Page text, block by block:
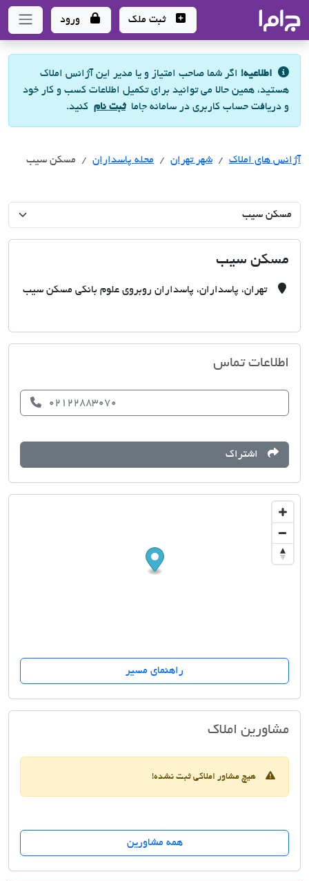
- سامانه جامع املاک و مشاورین املاک
ثبت ملک ورود
اطلاعیه! اگر شما صاحب امتیاز و یا مدیر این آژانس املاک
هستید، همین حالا می توانید برای تکمیل اطلاعات کسب و کار خود
و دریافت حساب کاربری در سامانه جاماثبت نام کنید.
آژانس های املاک آژانس های املاک
شهر تهران آژانس های املاک
محله پاسداران مسکن سیب
مسکن سیب
تهران، پاسداران، پاسداران روبروی علوم بانکی مسکن سیب
اطلاعات تماس
02122883070
اشتراک
راهنمای مسیر
مشاورین املاکمسکن سیب
هیچ مشاور املاکی ثبت نشده!
همه مشاورین